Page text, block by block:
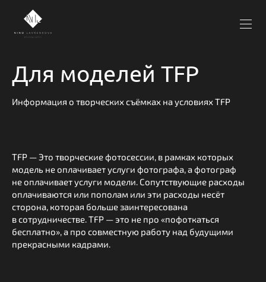
Для моделей TFP
Информация о творческих съёмках на условиях TFP
TFP — Это творческие фотосессии, в рамках которых
модель не оплачивает услуги фотографа, а фотограф
не оплачивает услуги модели. Сопутствующие расходы
оплачиваются или пополам или эти расходы несёт
сторона, которая больше заинтересована
в сотрудничестве. TFP — это не про «пофоткаться
бесплатно», а про совместную работу над будущими
прекрасными кадрами.